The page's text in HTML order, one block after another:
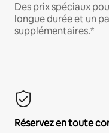
Des prix spéciaux
longue durée et un
supplémentaires.*
Réservez en toute